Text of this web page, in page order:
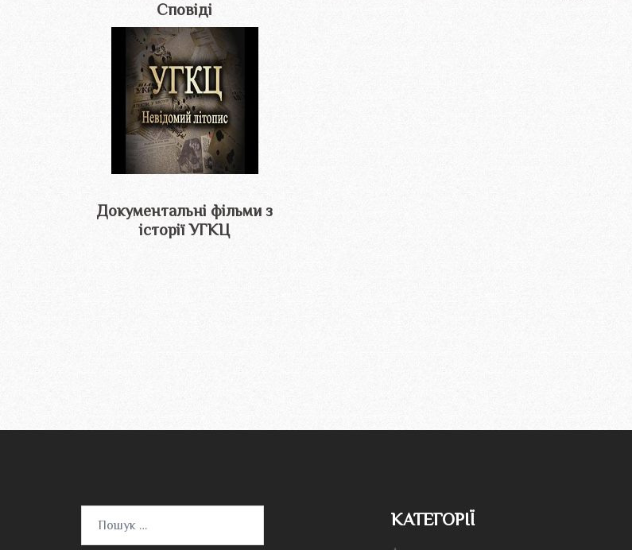
Сповіді
Документальні фільми з
історії УГКЦ
КАТЕГОРІЇ